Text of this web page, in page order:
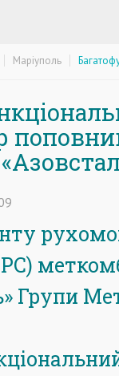
Маріуполь
Групи